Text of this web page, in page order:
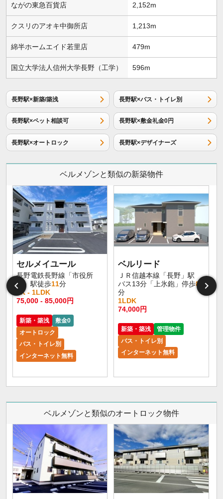
ながの東急百貨店 2,152m
クスリのアオキ中御所店 1,213m
綿半ホームエイド若里店 479m
国立大学法人信州大学長野（工学） 596m
長野駅×新築/築浅 長野駅×バス・トイレ別
長野駅×ペット相談可 長野駅×敷金礼金0円
長野駅×オートロック 長野駅×デザイナーズ
ベルメゾンと類似の新築物件
セルメイユール
長野電鉄長野線「市役所
前」駅徒歩11分
1K - 1LDK
75,000 - 85,000円
新築・築浅
敷金0
オートロック
バス・トイレ別
インターネット無料
ベルリード
ＪＲ信越本線「長野」駅
バス13分「上氷鉋」停歩8
分
1LDK
74,000円
新築・築浅
管理物件
バス・トイレ別
インターネット無料
ベルメゾンと類似のオートロック物件